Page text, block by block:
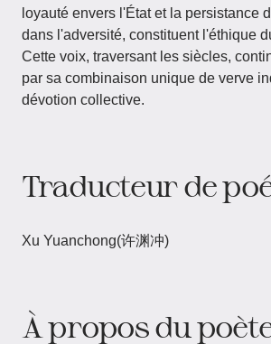
loyauté envers l'État et la persistance
dans l'adversité, constituent l'éthique
Cette voix, traversant les siècles,
par sa combinaison unique de verve
dévotion collective.
Traducteur de
Xu Yuanchong(许渊冲)
À propos du